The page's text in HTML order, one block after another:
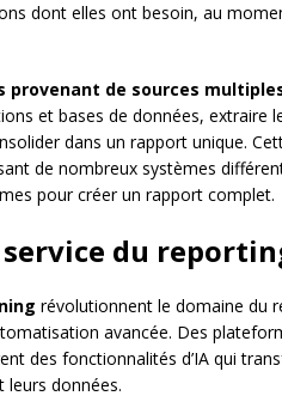
dont elles ont besoin, au
provenant de sources
et bases de données, extraire
dans un rapport unique.
de nombreux systèmes
pour créer un rapport complet.
du
révolutionnent le domaine du
avancée. Des
des fonctionnalités d’IA qui
données.